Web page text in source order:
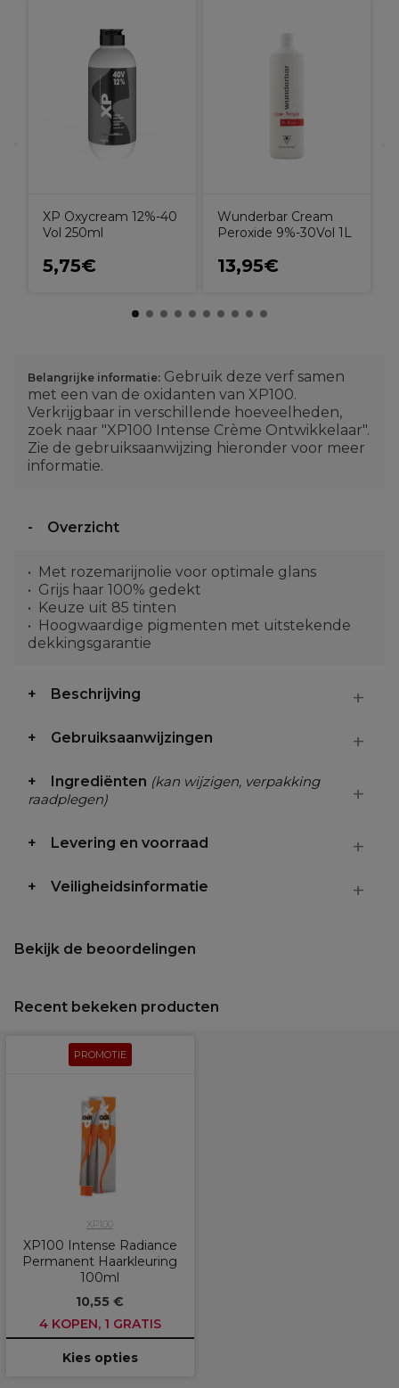
XP Oxycream 12%-40
Vol 250ml
5,75€
Wunderbar Cream
Peroxide 9%-30Vol 1L
13,95€
Belangrijke informatie: Gebruik deze verf samen
met een van de oxidanten van XP100.
Verkrijgbaar in verschillende hoeveelheden,
zoek naar "XP100 Intense Crème Ontwikkelaar".
Zie de gebruiksaanwijzing hieronder voor meer
informatie.
Overzicht
Met rozemarijnolie voor optimale glans
Grijs haar 100% gedekt
Keuze uit 85 tinten
Hoogwaardige pigmenten met uitstekende
dekkingsgarantie
Beschrijving
Gebruiksaanwijzingen
Ingrediënten (kan wijzigen, verpakking
raadplegen)
Levering en voorraad
Veiligheidsinformatie
Bekijk de beoordelingen
Recent bekeken producten
PROMOTIE
XP100
XP100 Intense Radiance
Permanent Haarkleuring
100ml
10,55 €
4 KOPEN, 1 GRATIS
Kies opties